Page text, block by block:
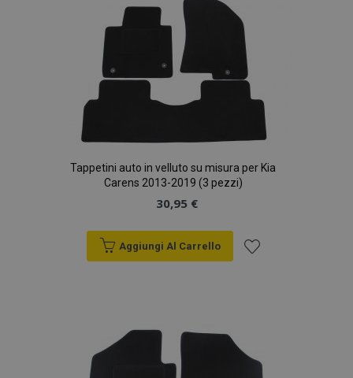
desideri
Tappetini auto in velluto su misura per Kia
Carens 2013-2019 (3 pezzi)
30,95 €
Aggiungi Al Carrello
desideri